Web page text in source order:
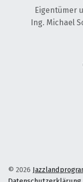
Eigentümer
Ing. Michael
© 2026